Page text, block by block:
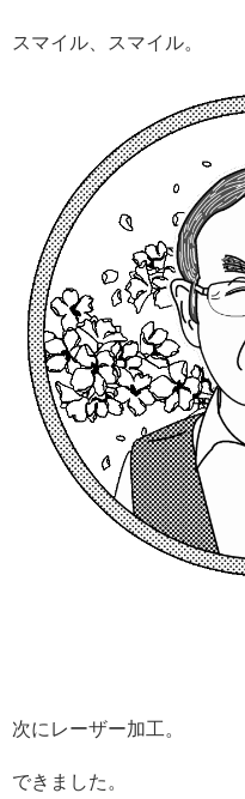
スマイル、スマイル。
次にレーザー加工。
できました。